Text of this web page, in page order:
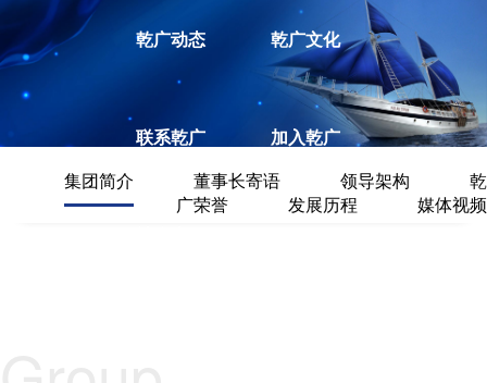
乾广动态 乾广文化
联系乾广 加入乾广
集团简介 董事长寄语 领导架构
乾
广荣誉
发展历程 媒体视频